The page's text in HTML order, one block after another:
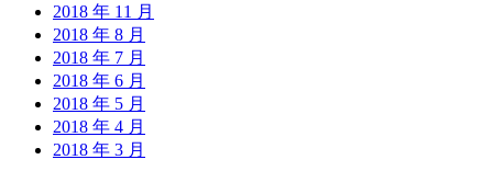
2018 年 11 月
2018 年 8 月
2018 年 7 月
2018 年 6 月
2018 年 5 月
2018 年 4 月
2018 年 3 月